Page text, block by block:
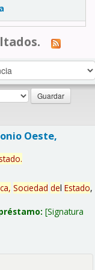
Oeste,
.
Sociedad del Estado,
Signatura